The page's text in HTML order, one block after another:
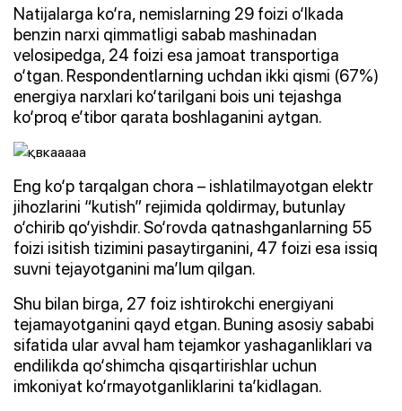
Natijalarga ko‘ra, nemislarning 29 foizi o‘lkada
benzin narxi qimmatligi sabab mashinadan
velosipedga, 24 foizi esa jamoat transportiga
o‘tgan. Respondentlarning uchdan ikki qismi (67%)
energiya narxlari ko‘tarilgani bois uni tejashga
ko‘proq e’tibor qarata boshlaganini aytgan.
Eng ko‘p tarqalgan chora – ishlatilmayotgan elektr
jihozlarini “kutish” rejimida qoldirmay, butunlay
o‘chirib qo‘yishdir. So‘rovda qatnashganlarning 55
foizi isitish tizimini pasaytirganini, 47 foizi esa issiq
suvni tejayotganini ma’lum qilgan.
Shu bilan birga, 27 foiz ishtirokchi energiyani
tejamayotganini qayd etgan. Buning asosiy sababi
sifatida ular avval ham tejamkor yashaganliklari va
endilikda qo‘shimcha qisqartirishlar uchun
imkoniyat ko‘rmayotganliklarini ta’kidlagan.